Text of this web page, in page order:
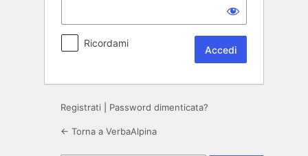
Ricordami
Registrati Password dimenticata?
← Torna a VerbaAlpina